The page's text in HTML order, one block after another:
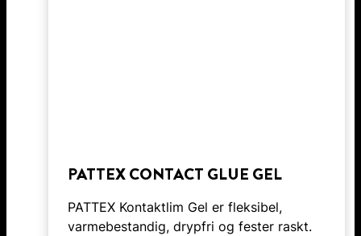
PATTEX CONTACT GLUE GEL
PATTEX Kontaktlim Gel er fleksibel,
varmebestandig, drypfri og fester raskt.